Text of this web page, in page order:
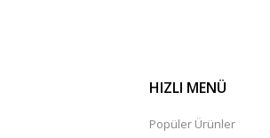
HIZLI MENÜ
Popüler Ürünler